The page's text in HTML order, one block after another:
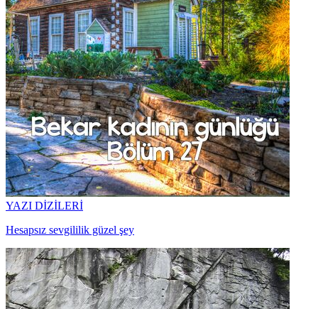
YAZI DİZİLERİ
Hesapsız sevgililik güzel şey